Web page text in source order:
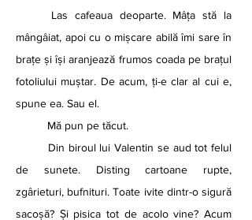
mângâiat, apoi cu o mișcare abilă îmi sare în
brațe și își aranjează frumos coada pe brațul
fotoliului muștar. De acum, ți-e clar al cui e,
spune ea. Sau el.
	Mă pun pe tăcut.
de sunete. Disting cartoane rupte,
zgârieturi, bufnituri. Toate ivite dintr-o sigură
sacoșă? Și pisica tot de acolo vine? Acum